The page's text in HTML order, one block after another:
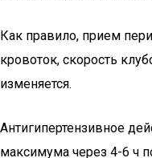
Как правило, прием
кровоток, скорость
изменяется.
Антигипертензивное
максимума через 4-6 ч